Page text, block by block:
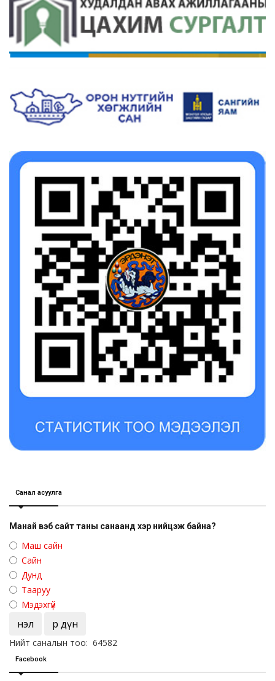
Санал асуулга
Манай вэб сайт таны санаанд хэр нийцэж байна?
Маш сайн
Сайн
Дунд
Тааруу
Мэдэхгүй
Үнэл Үр дүн
Нийт саналын тоо: 64582
Facebook